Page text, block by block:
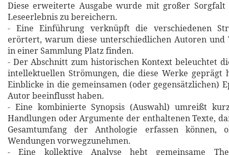
Diese erweiterte Ausgabe wurde mit großer
Leseerlebnis zu bereichern.
- Eine Einführung verknüpft die verschiedenen
erörtert, warum diese unterschiedlichen Autoren und
in einer Sammlung Platz finden.
- Der Abschnitt zum historischen Kontext beleuchtet
intellektuellen Strömungen, die diese Werke geprägt
Einblicke in die gemeinsamen (oder gegensätzlichen)
Autor beeinflusst haben.
- Eine kombinierte Synopsis (Auswahl) umreißt
Handlungen oder Argumente der enthaltenen Texte,
Gesamtumfang der Anthologie erfassen können,
Wendungen vorwegzunehmen.
- Eine kollektive Analyse hebt gemeinsame